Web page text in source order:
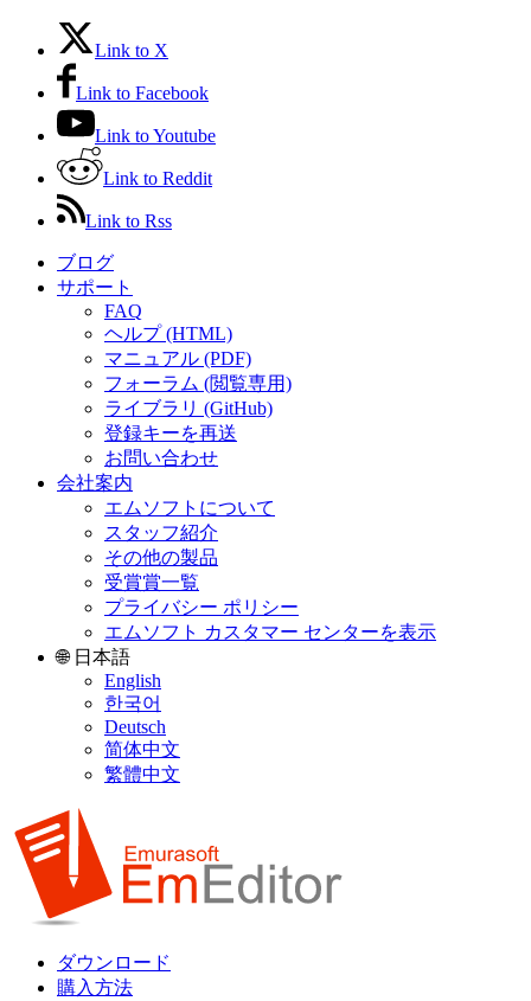
Link to X
Link to Facebook
Link to Youtube
Link to Reddit
Link to Rss
ブログ
サポート
FAQ
ヘルプ (HTML)
マニュアル (PDF)
フォーラム (閲覧専用)
ライブラリ (GitHub)
登録キーを再送
お問い合わせ
会社案内
エムソフトについて
スタッフ紹介
その他の製品
受賞賞一覧
プライバシー ポリシー
エムソフト カスタマー センターを表示
🌐 日本語
English
한국어
Deutsch
简体中文
繁體中文
ダウンロード
購入方法